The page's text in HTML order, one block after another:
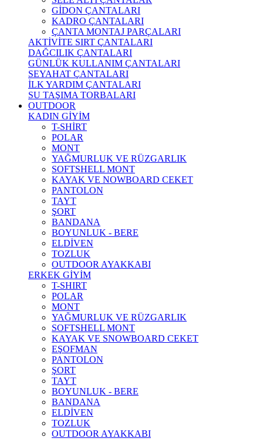
GİDON ÇANTALARI
KADRO ÇANTALARI
ÇANTA MONTAJ PARÇALARI
AKTİVİTE SIRT ÇANTALARI
DAĞCILIK ÇANTALARI
GÜNLÜK KULLANIM ÇANTALARI
SEYAHAT ÇANTALARI
İLK YARDIM ÇANTALARI
SU TAŞIMA TORBALARI
OUTDOOR
KADIN GİYİM
T-SHİRT
POLAR
MONT
YAĞMURLUK VE RÜZGARLIK
SOFTSHELL MONT
KAYAK VE NOWBOARD CEKET
PANTOLON
TAYT
ŞORT
BANDANA
BOYUNLUK - BERE
ELDİVEN
TOZLUK
OUTDOOR AYAKKABI
ERKEK GİYİM
T-SHIRT
POLAR
MONT
YAĞMURLUK VE RÜZGARLIK
SOFTSHELL MONT
KAYAK VE SNOWBOARD CEKET
EŞOFMAN
PANTOLON
ŞORT
TAYT
BOYUNLUK - BERE
BANDANA
ELDİVEN
TOZLUK
OUTDOOR AYAKKABI